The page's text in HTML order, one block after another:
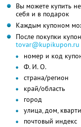
Вы можете купить
себя и в подарок
Каждым купоном
После покупки
tovar@kupikupon.ru
номер и код
Ф. И. О.
страна/регион
край/область
город
улица, дом,
почтовый индекс